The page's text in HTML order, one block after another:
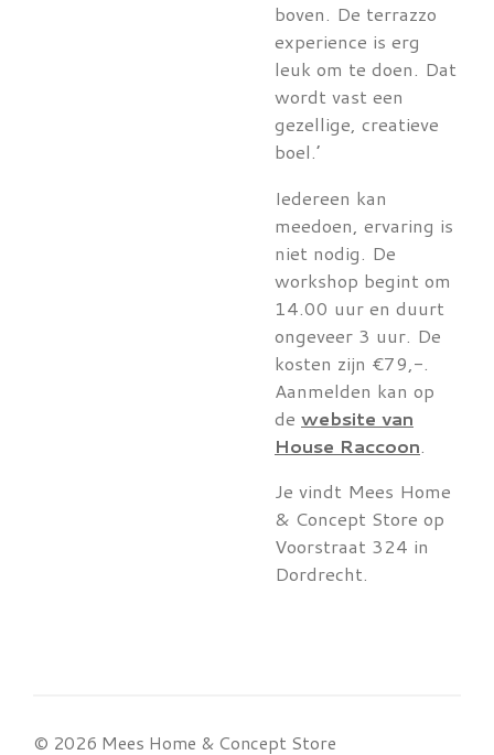
boven. De terrazzo
experience is erg
leuk om te doen. Dat
wordt vast een
gezellige, creatieve
boel.’
Iedereen kan
meedoen, ervaring is
niet nodig. De
workshop begint om
14.00 uur en duurt
ongeveer 3 uur. De
kosten zijn €79,-.
Aanmelden kan op
de website van
House Raccoon.
Je vindt Mees Home
& Concept Store op
Voorstraat 324 in
Dordrecht.
© 2026 Mees Home & Concept Store